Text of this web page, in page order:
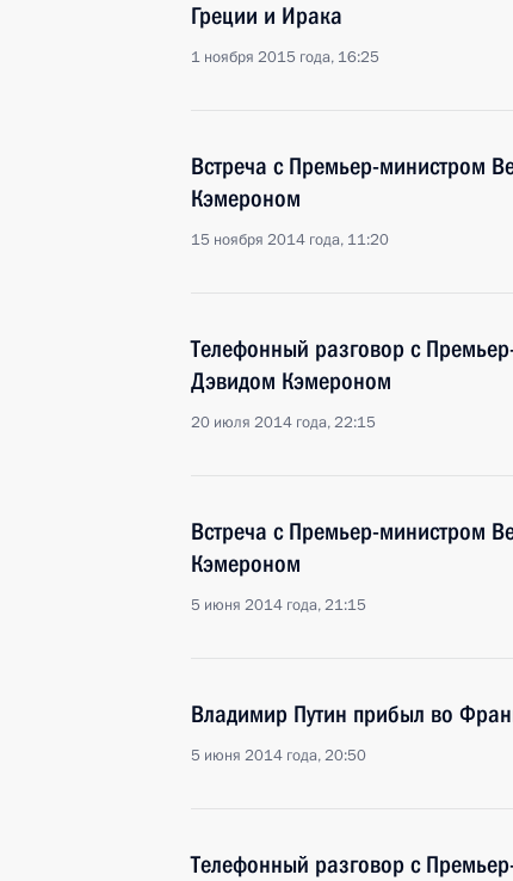
Греции и Ирака
1 ноября 2015 года, 16:25
Встреча с Премьер-министром
Кэмероном
15 ноября 2014 года, 11:20
Телефонный разговор с
Дэвидом Кэмероном
20 июля 2014 года, 22:15
Встреча с Премьер-министром
Кэмероном
5 июня 2014 года, 21:15
Владимир Путин прибыл во
5 июня 2014 года, 20:50
Телефонный разговор с